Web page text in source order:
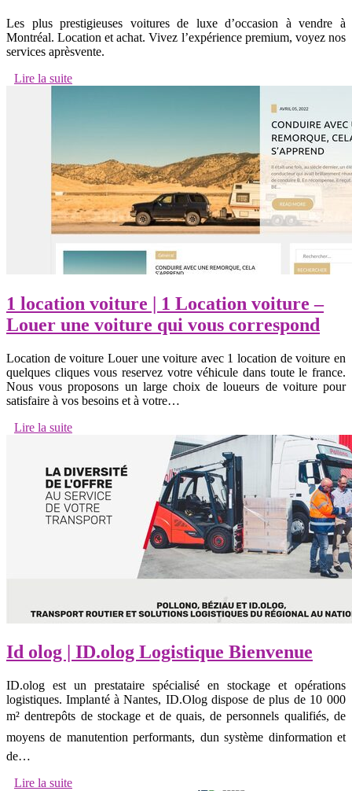
Les plus prestigieuses voitures de luxe d’occasion à vendre à
Montréal. Location et achat. Vivez l’expérience premium, voyez nos
services aprèsvente.
Lire la suite
1 location voiture | 1 Location voiture –
Louer une voiture qui vous correspond
Location de voiture Louer une voiture avec 1 location de voiture en
quelques cliques vous reservez votre véhicule dans toute le france.
Nous vous proposons un large choix de loueurs de voiture pour
satisfaire à vos besoins et à votre…
Lire la suite
Id olog | ID.olog Logistique Bienvenue
ID.olog est un prestataire spécialisé en stockage et opérations
logistiques. Implanté à Nantes, ID.Olog dispose de plus de 10 000
m² dentrepôts de stockage et de quais, de personnels qualifiés, de
moyens de manutention performants, dun système dinformation et
de…
Lire la suite